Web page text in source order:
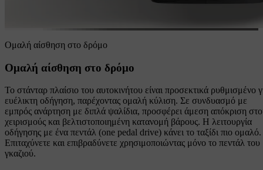
Ομαλή αίσθηση στο δρόμο
Ομαλή αίσθηση στο δρόμο
Το στάνταρ πλαίσιο του αυτοκινήτου είναι προσεκτικά ρυθμισμένο
ευέλικτη οδήγηση, παρέχοντας ομαλή κύλιση. Σε συνδυασμό με
εμπρός ανάρτηση με διπλά ψαλίδια, προσφέρει άμεση απόκριση
χειρισμούς και βελτιστοποιημένη κατανομή βάρους. Η λειτουργία
οδήγησης με ένα πεντάλ (one pedal drive) κάνει το ταξίδι πιο ομαλό.
Επιταχύνετε και επιβραδύνετε χρησιμοποιώντας μόνο το πεντάλ του
γκαζιού.